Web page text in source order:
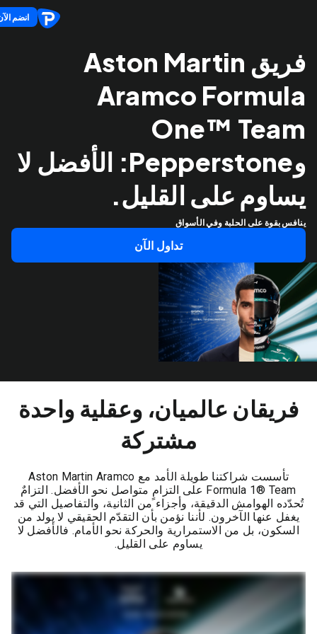
انضم
فريق Aston Martin
Aramco Formula
One™ Team
وPepperstone: الأفضل لا
يساوم على القليل.
ينافس بقوة على الحلبة وفي الأسواق
تداول الآن
فريقان عالميان، وعقلية واحدة
مشتركة
تأسست شراكتنا طويلة الأمد مع Aston Martin Aramco
Formula 1® Team على التزامٍ متواصل نحو الأفضل. التزامٌ
تُحدّده الهوامش الدقيقة، وأجزاء من الثانية، والتفاصيل التي قد
يغفل عنها الآخرون. لأننا نؤمن بأن التقدّم الحقيقي لا يولد من
السكون، بل من الاستمرارية والحركة نحو الأمام. فالأفضل لا
يساوم على القليل.